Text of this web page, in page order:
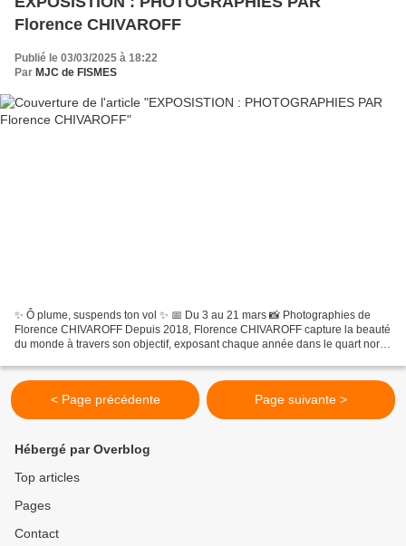
Florence CHIVAROFF
Publié le 03/03/2025 à 18:22
Par MJC de FISMES
✨ Ô plume, suspends ton vol ✨ 📅 Du 3 au 21 mars 📸 Photographies de
Florence CHIVAROFF Depuis 2018, Florence CHIVAROFF capture la beauté
du monde à travers son objectif, exposant chaque année dans le quart nord-
< Page précédente Page suivante >
Hébergé par Overblog
Top articles
Pages
Contact